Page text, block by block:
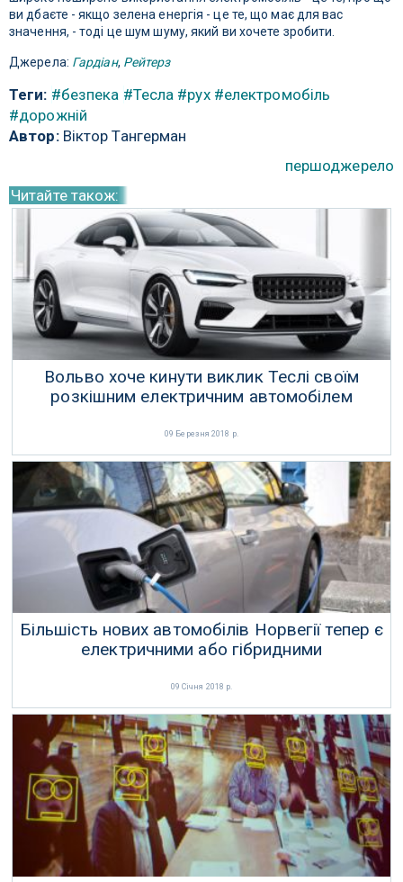
ви дбаєте - якщо зелена енергія - це те, що має для вас
значення, - тоді це шум шуму, який ви хочете зробити.
Джерела: Гардіан, Рейтерз
Теги: #безпека #Тесла #рух #електромобіль
#дорожній
Автор:Віктор Тангерман
першоджерело
Читайте також:
Вольво хоче кинути виклик Теслі своїм
розкішним електричним автомобілем
09 Березня 2018 р.
Більшість нових автомобілів Норвегії тепер є
електричними або гібридними
09 Січня 2018 р.